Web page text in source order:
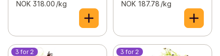
NOK 318.00 /kg NOK 187.78 /kg
3 for 2 3 for 2